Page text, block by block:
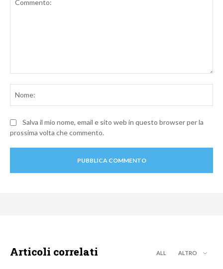
Salva il mio nome, email e sito web in questo browser per la
prossima volta che commento.
Articoli correlati ALL ALTRO